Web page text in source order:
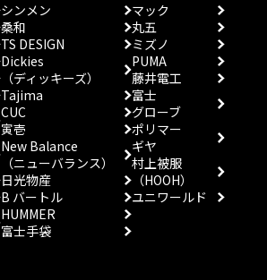
シンメン
桑和
TS DESIGN
Dickies
（ディッキーズ）
Tajima
CUC
寅壱
New Balance
（ニューバランス）
日光物産
B バートル
HUMMER
富士手袋
マック
丸五
ミズノ
PUMA
藤井電工
富士
グローブ
ポリマー
ギヤ
村上被服
（HOOH）
ユニワールド